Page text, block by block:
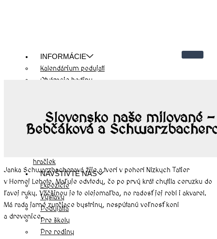
INFORMÁCIE
Kalendárium podujatí
Otváracie hodiny
Návštevnícky poriadok
O NÁS
hračiek
NAVŠTÍVTE NÁS
Expozície
Výstavy
Podujatia
Pre školy
Pre rodiny
Slovensko naše milované –
Bebčáková a
Janka Schwarzbacherová žije a tvorí v pohorí Nízkych Tatier
v Hornej Lehote. Maľuje odvtedy, čo po prvý krát chytila ceruzku do
ľavej ruky. Väčšinou je to olejomaľba, no radosť jej robí i akvarel.
Má rada jarné zurčiace bystriny, nespútanú voľnosť koní
a drevenice.